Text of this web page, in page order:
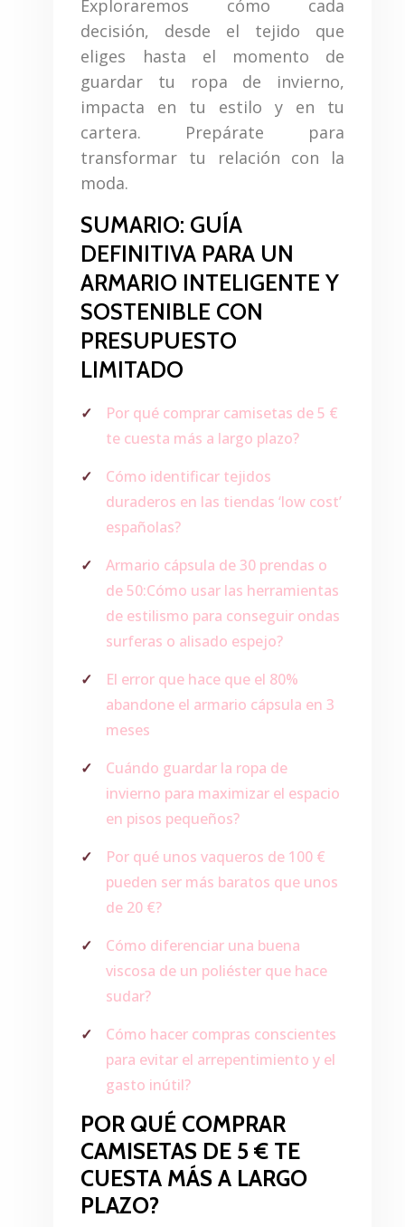
Exploraremos cómo cada
decisión, desde el tejido que
eliges hasta el momento de
guardar tu ropa de invierno,
impacta en tu estilo y en tu
cartera. Prepárate para
transformar tu relación con la
moda.
SUMARIO: GUÍA
DEFINITIVA PARA UN
ARMARIO INTELIGENTE Y
SOSTENIBLE CON
PRESUPUESTO
LIMITADO
Por qué comprar camisetas de 5 €
te cuesta más a largo plazo?
Cómo identificar tejidos
duraderos en las tiendas ‘low cost’
españolas?
Armario cápsula de 30 prendas o
de 50:Cómo usar las herramientas
de estilismo para conseguir ondas
surferas o alisado espejo?
El error que hace que el 80%
abandone el armario cápsula en 3
meses
Cuándo guardar la ropa de
invierno para maximizar el espacio
en pisos pequeños?
Por qué unos vaqueros de 100 €
pueden ser más baratos que unos
de 20 €?
Cómo diferenciar una buena
viscosa de un poliéster que hace
sudar?
Cómo hacer compras conscientes
para evitar el arrepentimiento y el
gasto inútil?
POR QUÉ COMPRAR
CAMISETAS DE 5 € TE
CUESTA MÁS A LARGO
PLAZO?